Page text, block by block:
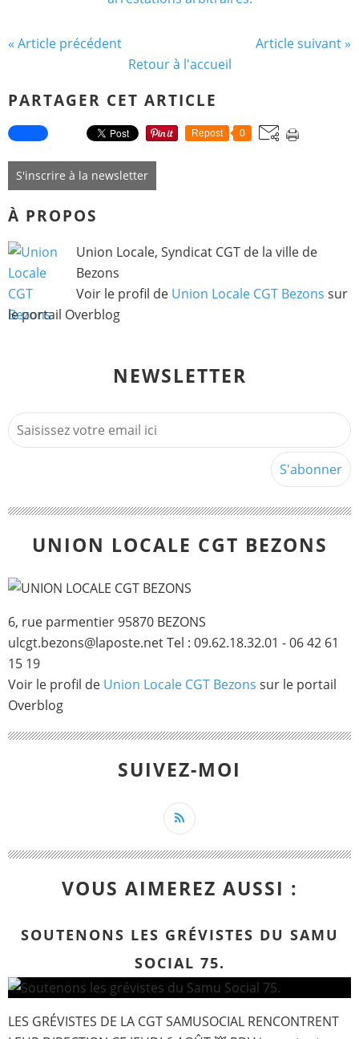
« Article précédent
Article suivant »
Retour à l'accueil
PARTAGER CET ARTICLE
Repost 0
S'inscrire à la newsletter
À PROPOS
Union Locale, Syndicat CGT de la ville de
Bezons
Voir le profil de Union Locale CGT Bezons sur
le portail Overblog
NEWSLETTER
UNION LOCALE CGT BEZONS
6, rue parmentier 95870 BEZONS
ulcgt.bezons@laposte.net Tel : 09.62.18.32.01 - 06 42 61
15 19
Voir le profil de Union Locale CGT Bezons sur le portail
Overblog
SUIVEZ-MOI
VOUS AIMEREZ AUSSI :
SOUTENONS LES GRÉVISTES DU SAMU
SOCIAL 75.
LES GRÉVISTES DE LA CGT SAMUSOCIAL RENCONTRENT